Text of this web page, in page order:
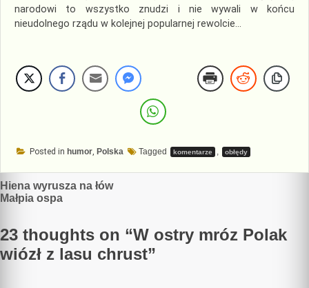
narodowi to wszystko znudzi i nie wywali w końcu
nieudolnego rządu w kolejnej popularnej rewolcie…
Posted in humor, Polska Tagged komentarze , obłędy
Nawigacja
wpisu
Hiena wyrusza na łów
Małpia ospa
23 thoughts on “W ostry mróz Polak
wiózł z lasu chrust”